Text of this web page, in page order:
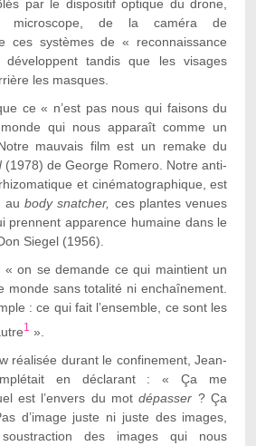
par le dispositif optique du drone,
microscope, de la caméra de
ces systèmes de « reconnaissance
tandis que les visages
les masques.
ce « n’est pas nous qui faisons du
qui nous apparaît comme un
mauvais film est un remake du
(1978) de George Romero. Notre anti-
et cinématographique, est
aubody snatcher, ces plantes venues
prennent apparence humaine dans le
Siegel (1956).
« on se demande ce qui maintient un
monde sans totalité ni enchaînement.
: ce qui fait l’ensemble, ce sont les
1 ».
réalisée durant le confinement, Jean-
en déclarant : « Ça me
est l’envers du motdépasser ? Ça
d’image juste ni juste des images,
des images qui nous